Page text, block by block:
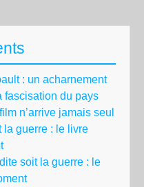
: un acharnement
fascisation du pays
n’arrive jamais seul
la guerre : le livre
soit la guerre : le